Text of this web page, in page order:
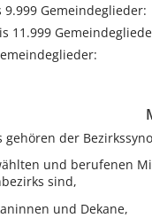
9.999 Gemeindeglieder:
11.999
gehören der
und berufenen
sind,
und Dekane,